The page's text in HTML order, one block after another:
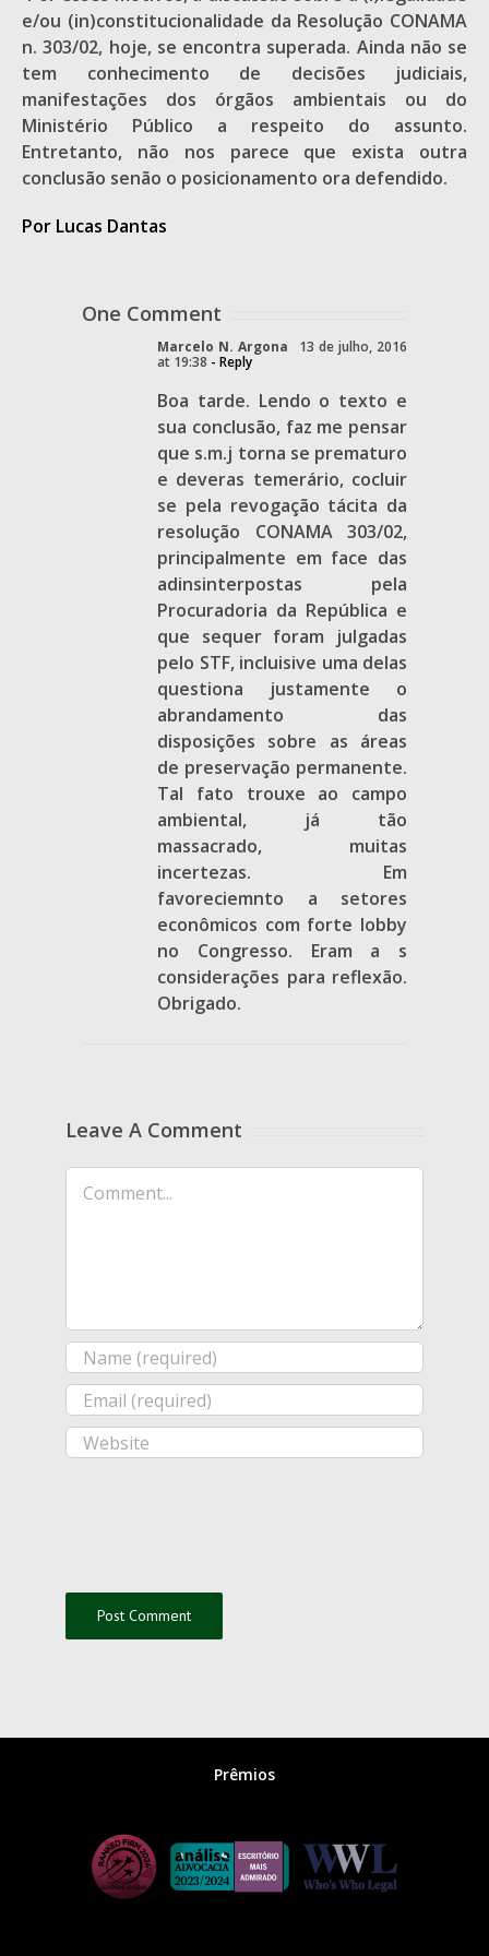
e/ou (in)constitucionalidade da Resolução CONAMA
n. 303/02, hoje, se encontra superada. Ainda não se
tem conhecimento de decisões judiciais,
manifestações dos órgãos ambientais ou do
Ministério Público a respeito do assunto.
Entretanto, não nos parece que exista outra
conclusão senão o posicionamento ora defendido.
Por Lucas Dantas
One Comment
Marcelo N. Argona
13 de julho, 2016
at 19:38 - Reply
Boa tarde. Lendo o texto e
sua conclusão, faz me pensar
que s.m.j torna se prematuro
e deveras temerário, cocluir
se pela revogação tácita da
resolução CONAMA 303/02,
principalmente em face das
adinsinterpostas pela
Procuradoria da República e
que sequer foram julgadas
pelo STF, incluisive uma delas
questiona justamente o
abrandamento das
disposições sobre as áreas
de preservação permanente.
Tal fato trouxe ao campo
ambiental, já tão
massacrado, muitas
incertezas. Em
favoreciemnto a setores
econômicos com forte lobby
no Congresso. Eram a s
considerações para reflexão.
Obrigado.
Leave A Comment
Comment
Prêmios